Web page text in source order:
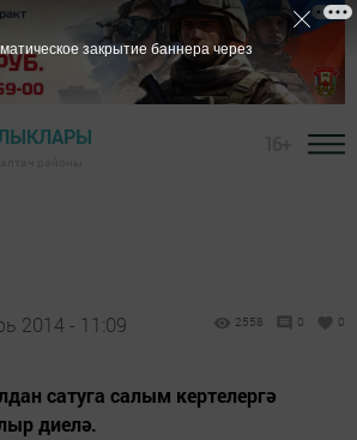
2014 - 11:09 2558 0 0
сатуга салым кертелергә
диелә.
закрытие баннера через